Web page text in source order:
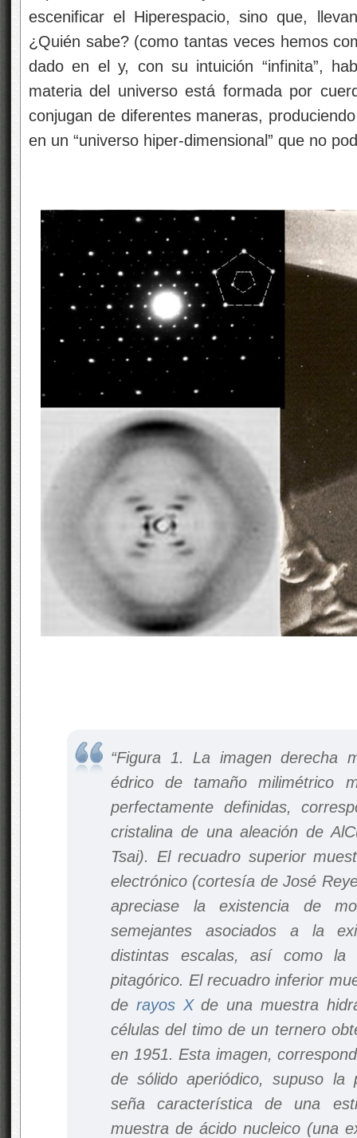
escenificar el Hiperespacio, sino que,
¿Quién sabe? (como tantas veces hemos
dado en el y, con su intuición “infinita”,
materia del universo está formada por
conjugan de diferentes maneras,
en un “universo hiper-dimensional” que no
“Figura 1. La imagen derecha
édrico de tamaño milimétrico
perfectamente definidas,
cristalina de una aleación de
Tsai). El recuadro superior
electrónico (cortesía de José
apreciase la existencia de
semejantes asociados a la
distintas escalas, así como la
pitagórico. El recuadro inferior
de rayos Xde una muestra
células del timo de un ternero
en 1951. Esta imagen,
de sólido aperiódico, supuso la
seña característica de una
muestra de ácido nucleico (una